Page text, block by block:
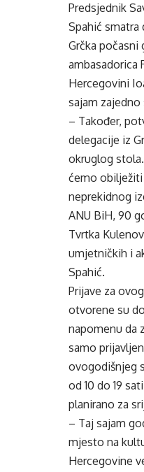
Predsjednik
Spahić smatra
Grčka počasni
ambasadorica
Hercegovini
sajam zajedno
– Također,
delegacije iz
okruglog
ćemo
neprekidnog
ANU BiH, 90
Tvrtka
umjetničkih i
Spahić.
Prijave za
otvorene su
napomenu da
samo
ovogodišnjeg
od 10 do 19
planirano za
– Taj sajam
mjesto na
Hercegovine